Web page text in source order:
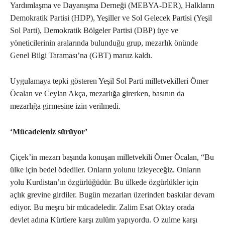
Yardımlaşma ve Dayanışma Derneği (MEBYA-DER), Halkların
Demokratik Partisi (HDP), Yeşiller ve Sol Gelecek Partisi (Yeşil
Sol Parti), Demokratik Bölgeler Partisi (DBP) üye ve
yöneticilerinin aralarında bulunduğu grup, mezarlık önünde
Genel Bilgi Taraması’na (GBT) maruz kaldı.
Uygulamaya tepki gösteren Yeşil Sol Parti milletvekilleri Ömer
Öcalan ve Ceylan Akça, mezarlığa girerken, basının da
mezarlığa girmesine izin verilmedi.
‘Mücadeleniz sürüyor’
Çiçek’in mezarı başında konuşan milletvekili Ömer Öcalan, “Bu
ülke için bedel ödediler. Onların yolunu izleyeceğiz. Onların
yolu Kurdistan’ın özgürlüğüdür. Bu ülkede özgürlükler için
açlık grevine girdiler. Bugün mezarları üzerinden baskılar devam
ediyor. Bu meşru bir mücadeledir. Zalim Esat Oktay orada
devlet adına Kürtlere karşı zulüm yapıyordu. O zulme karşı